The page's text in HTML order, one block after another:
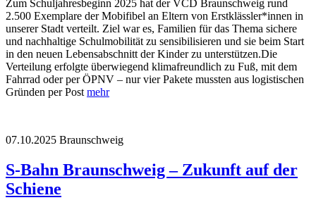
Zum Schuljahresbeginn 2025 hat der VCD Braunschweig rund
2.500 Exemplare der Mobifibel an Eltern von Erstklässler*innen in
unserer Stadt verteilt. Ziel war es, Familien für das Thema sichere
und nachhaltige Schulmobilität zu sensibilisieren und sie beim Start
in den neuen Lebensabschnitt der Kinder zu unterstützen.Die
Verteilung erfolgte überwiegend klimafreundlich zu Fuß, mit dem
Fahrrad oder per ÖPNV – nur vier Pakete mussten aus logistischen
Gründen per Postmehr
07.10.2025 Braunschweig
S-Bahn Braunschweig – Zukunft auf der
Schiene